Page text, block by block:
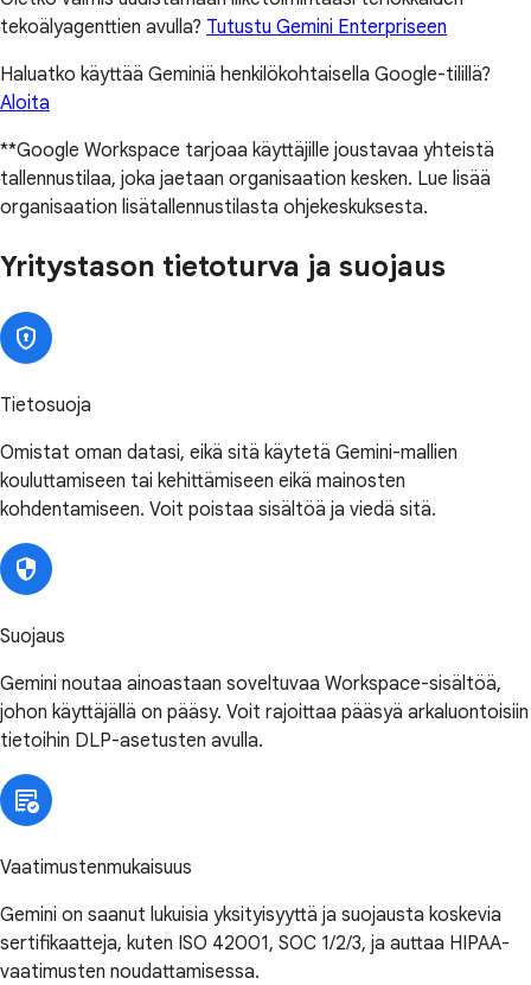
tekoälyagenttien avulla? Tutustu Gemini Enterpriseen
Haluatko käyttää Geminiä henkilökohtaisella Google-tilillä?
Aloita
**Google Workspace tarjoaa käyttäjille joustavaa yhteistä
tallennustilaa, joka jaetaan organisaation kesken. Lue lisää
organisaation lisätallennustilasta ohjekeskuksesta.
Yritystason tietoturva ja suojaus
Tietosuoja
Omistat oman datasi, eikä sitä käytetä Gemini-mallien
kouluttamiseen tai kehittämiseen eikä mainosten
kohdentamiseen. Voit poistaa sisältöä ja viedä sitä.
Suojaus
Gemini noutaa ainoastaan soveltuvaa Workspace-sisältöä,
johon käyttäjällä on pääsy. Voit rajoittaa pääsyä arkaluontoisiin
tietoihin DLP-asetusten avulla.
Vaatimustenmukaisuus
Gemini on saanut lukuisia yksityisyyttä ja suojausta koskevia
sertifikaatteja, kuten ISO 42001, SOC 1/2/3, ja auttaa HIPAA-
vaatimusten noudattamisessa.